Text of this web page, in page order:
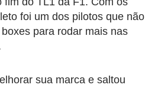
foi um dos pilotos que não
para rodar mais nas
sua marca e saltou